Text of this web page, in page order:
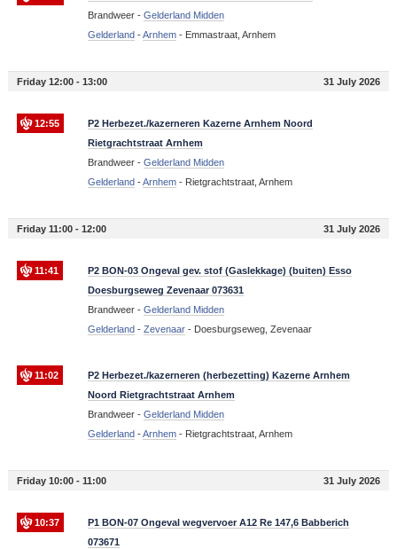
Brandweer - Gelderland Midden
Gelderland-Arnhem- Emmastraat, Arnhem
Friday 12:00 - 13:00 31 July 2026
12:55
P2 Herbezet./kazerneren Kazerne Arnhem Noord
Rietgrachtstraat Arnhem
Brandweer - Gelderland Midden
Gelderland-Arnhem- Rietgrachtstraat, Arnhem
Friday 11:00 - 12:00 31 July 2026
11:41
P2 BON-03 Ongeval gev. stof (Gaslekkage) (buiten) Esso
Doesburgseweg Zevenaar 073631
Brandweer - Gelderland Midden
Gelderland- Zevenaar- Doesburgseweg, Zevenaar
11:02
P2 Herbezet./kazerneren (herbezetting) Kazerne Arnhem
Noord Rietgrachtstraat Arnhem
Brandweer - Gelderland Midden
Gelderland-Arnhem- Rietgrachtstraat, Arnhem
Friday 10:00 - 11:00 31 July 2026
10:37
P1 BON-07 Ongeval wegvervoer A12 Re 147,6 Babberich
073671